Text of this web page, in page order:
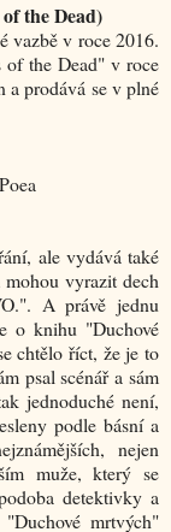
the Dead)
vazbě v roce 2016.
of the Dead" v roce
a prodává se v plné
ale vydává také
mohou vyrazit dech
A právě jednu
o knihu "Duchové
chtělo říct, že je to
psal scénář a sám
jednoduché není,
podle básní a
nejen
muže, který se
detektivky a
mrtvých"